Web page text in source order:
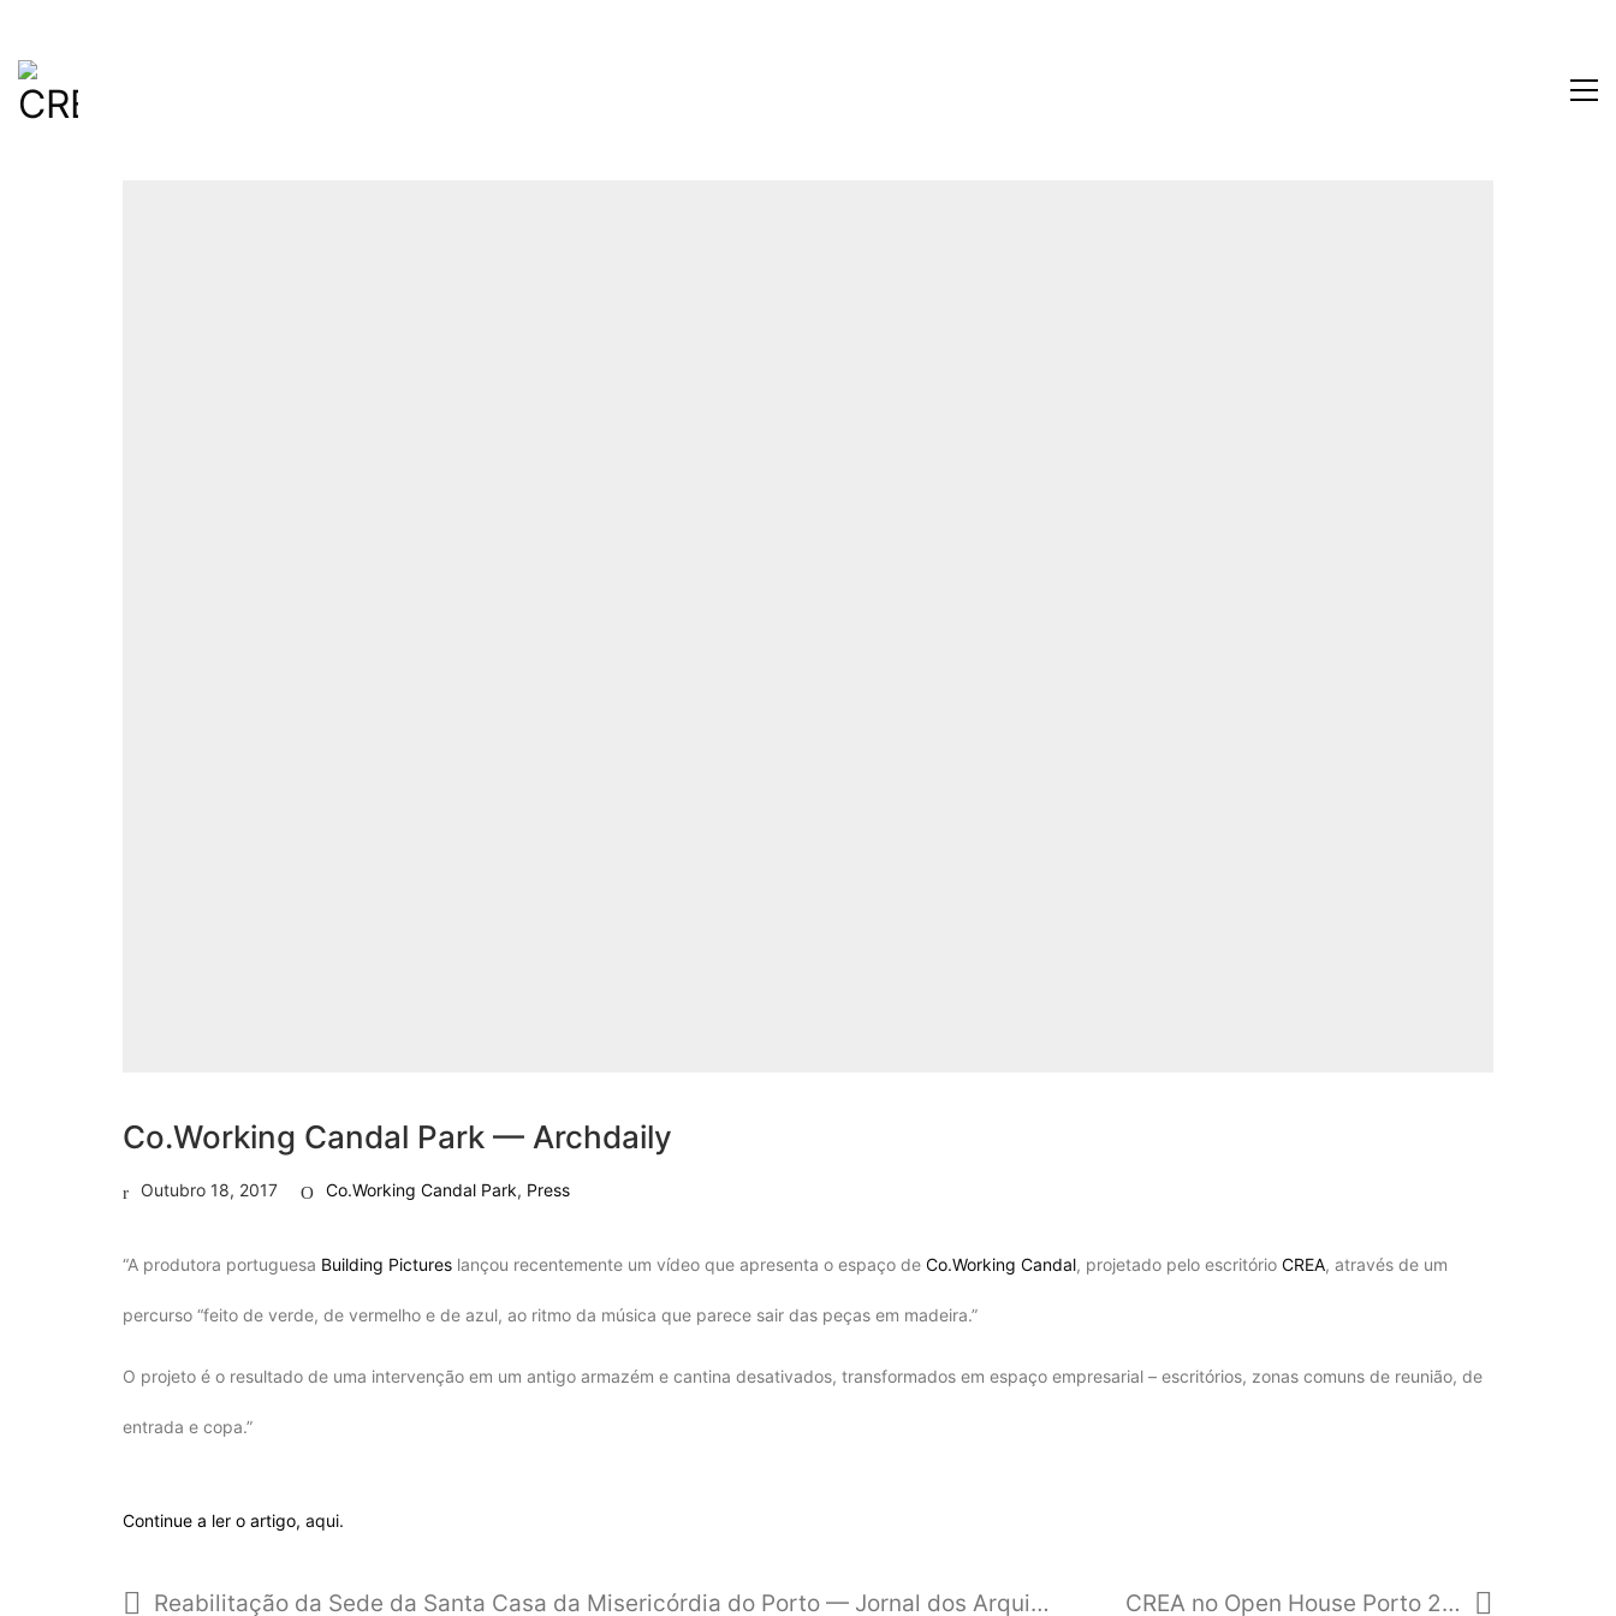
Co.Working Candal Park — Archdaily
Outubro 18, 2017 Co.Working Candal Park, Press
“A produtora portuguesa Building Pictures lançou recentemente um vídeo que apresenta o espaço de Co.Working Candal, projetado pelo escritório CREA, através de um
percurso “feito de verde, de vermelho e de azul, ao ritmo da música que parece sair das peças em madeira.”
O projeto é o resultado de uma intervenção em um antigo armazém e cantina desativados, transformados em espaço empresarial – escritórios, zonas comuns de reunião, de
entrada e copa.”
Continue a ler o artigo, aqui.
Reabilitação da Sede da Santa Casa da Misericórdia do Porto — Jornal dos Arquitectos CREA no Open House Porto 2018